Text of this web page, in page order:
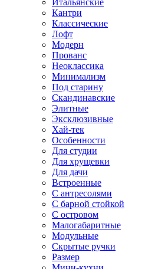
Итальянские
Кантри
Классические
Лофт
Модерн
Прованс
Неоклассика
Минимализм
Под старину
Скандинавские
Элитные
Эксклюзивные
Хай-тек
Особенности
Для студии
Для хрущевки
Для дачи
Встроенные
С антресолями
С барной стойкой
С островом
Малогабаритные
Модульные
Скрытые ручки
Размер